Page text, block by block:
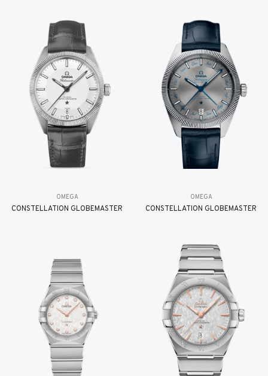
OMEGA
CONSTELLATION GLOBEMASTER
OMEGA
CONSTELLATION GLOBEMASTER